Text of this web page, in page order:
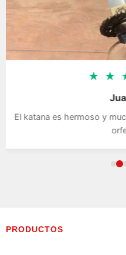
★ ★
El katana es hermoso y
PRODUCTOS